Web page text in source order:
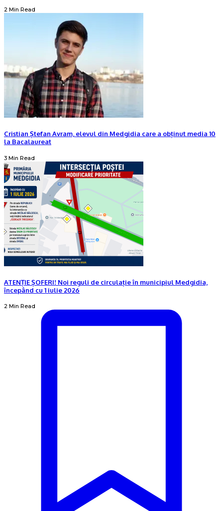
2 Min Read
Cristian Ștefan Avram, elevul din Medgidia care a obținut media 10
la Bacalaureat
3 Min Read
ATENȚIE ȘOFERI! Noi reguli de circulație în municipiul Medgidia,
începând cu 1 iulie 2026
2 Min Read